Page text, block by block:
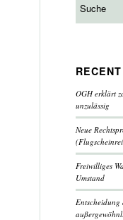
OGH erklärt
unzulässig
Neue
Freiwilliges
Umstand
Entscheidung